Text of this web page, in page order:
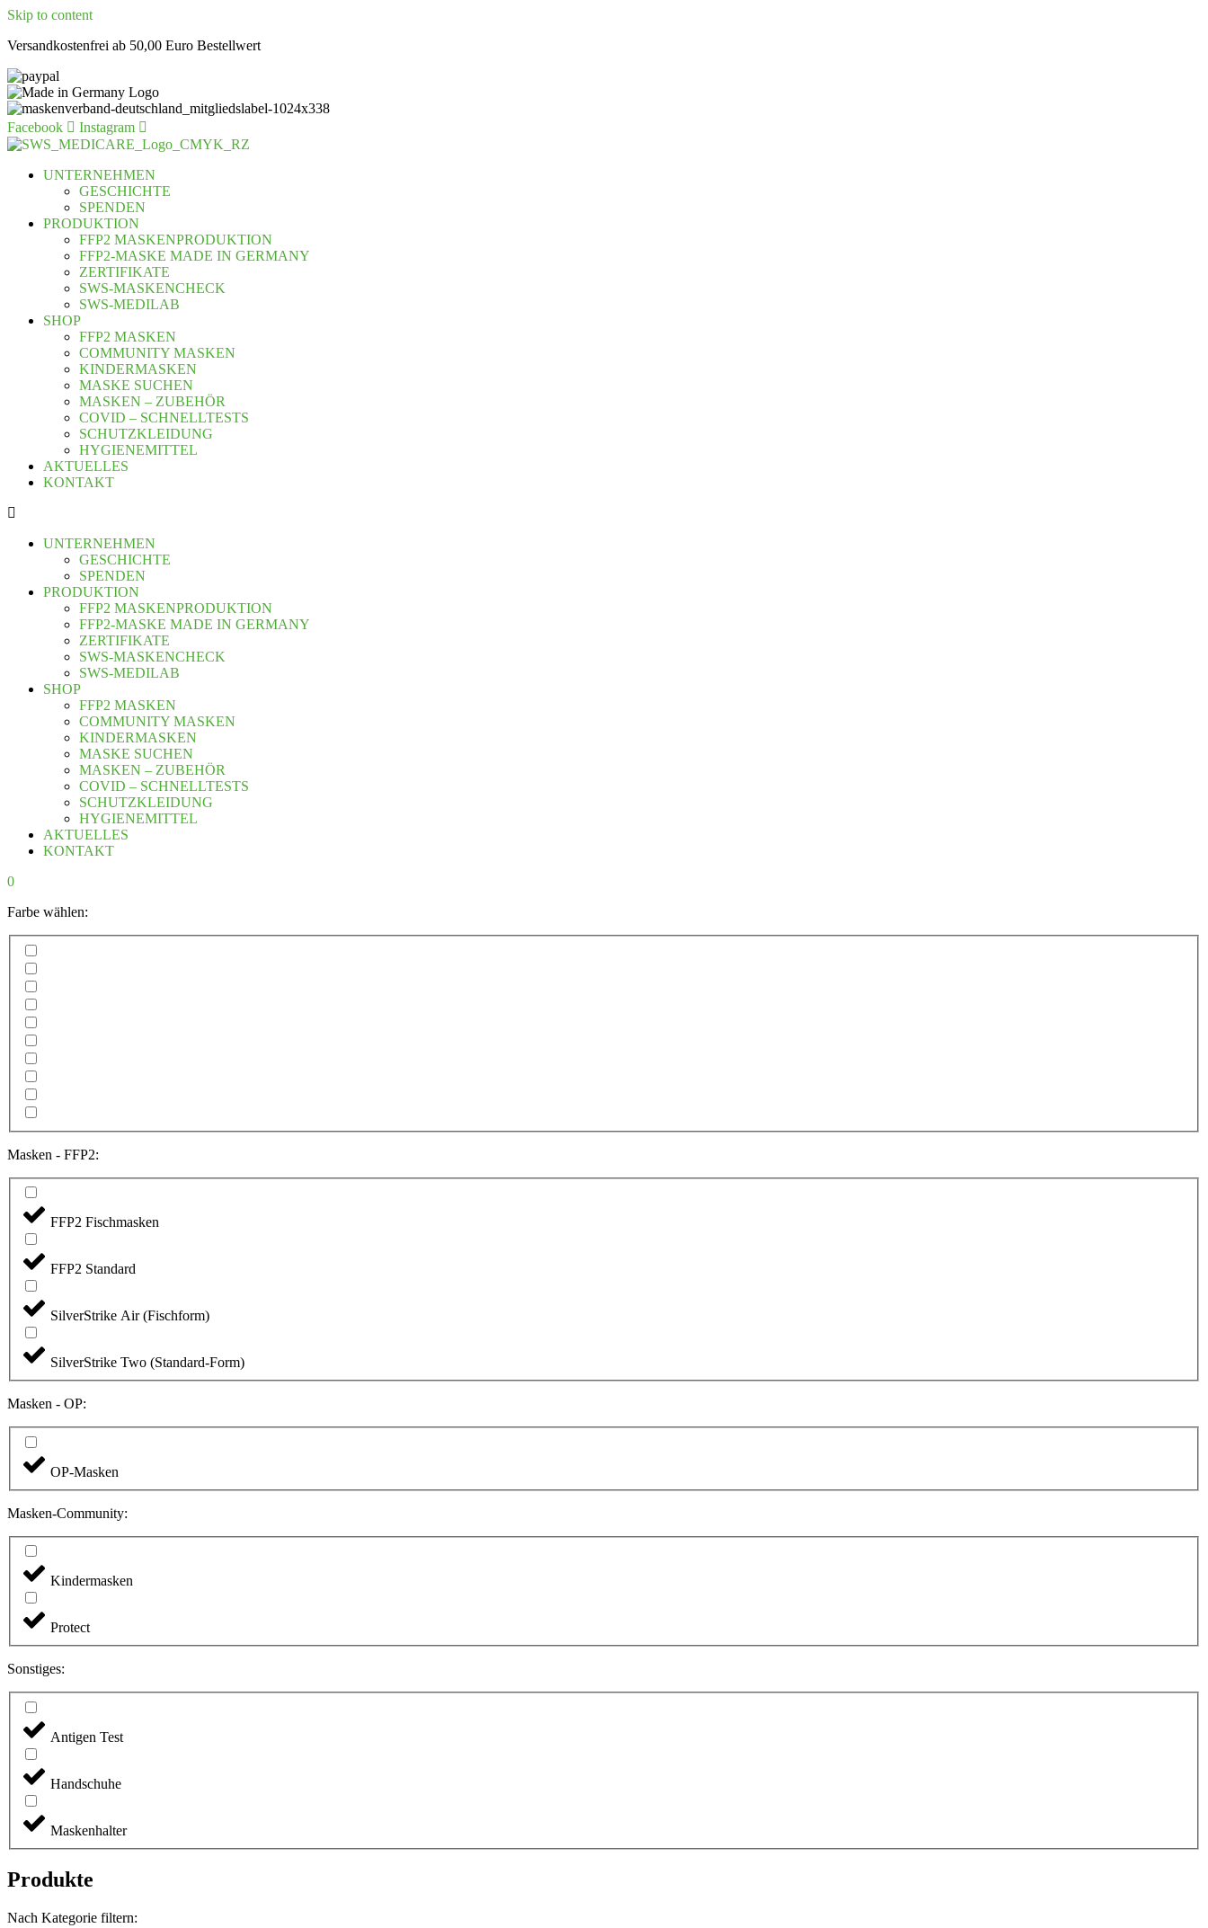
Skip to content
Versandkostenfrei ab 50,00 Euro Bestellwert
Facebook Instagram
UNTERNEHMEN
GESCHICHTE
SPENDEN
PRODUKTION
FFP2 MASKENPRODUKTION
FFP2-MASKE MADE IN GERMANY
ZERTIFIKATE
SWS-MASKENCHECK
SWS-MEDILAB
SHOP
FFP2 MASKEN
COMMUNITY MASKEN
KINDERMASKEN
MASKE SUCHEN
MASKEN – ZUBEHÖR
COVID – SCHNELLTESTS
SCHUTZKLEIDUNG
HYGIENEMITTEL
AKTUELLES
KONTAKT
UNTERNEHMEN
GESCHICHTE
SPENDEN
PRODUKTION
FFP2 MASKENPRODUKTION
FFP2-MASKE MADE IN GERMANY
ZERTIFIKATE
SWS-MASKENCHECK
SWS-MEDILAB
SHOP
FFP2 MASKEN
COMMUNITY MASKEN
KINDERMASKEN
MASKE SUCHEN
MASKEN – ZUBEHÖR
COVID – SCHNELLTESTS
SCHUTZKLEIDUNG
HYGIENEMITTEL
AKTUELLES
KONTAKT
0
Farbe wählen:
Masken - FFP2:
FFP2 Fischmasken
FFP2 Standard
SilverStrike Air (Fischform)
SilverStrike Two (Standard-Form)
Masken - OP:
OP-Masken
Masken-Community:
Kindermasken
Protect
Sonstiges:
Antigen Test
Handschuhe
Maskenhalter
Produkte
Nach Kategorie filtern: